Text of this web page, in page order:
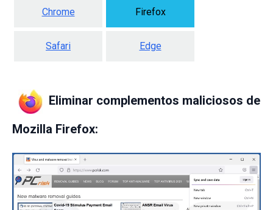
Chrome Firefox
Safari Edge
Eliminar complementos maliciosos de
Mozilla Firefox: